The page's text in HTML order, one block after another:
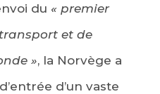
du « premier
et de
», la Norvège a
d’un vaste